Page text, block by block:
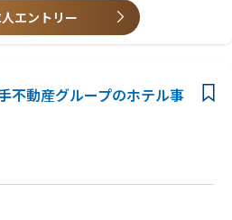
エントリー
不動産グループのホテル事